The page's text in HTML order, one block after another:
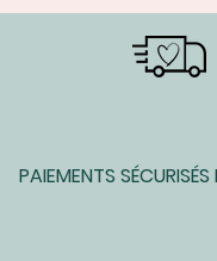
PAIEMENTS